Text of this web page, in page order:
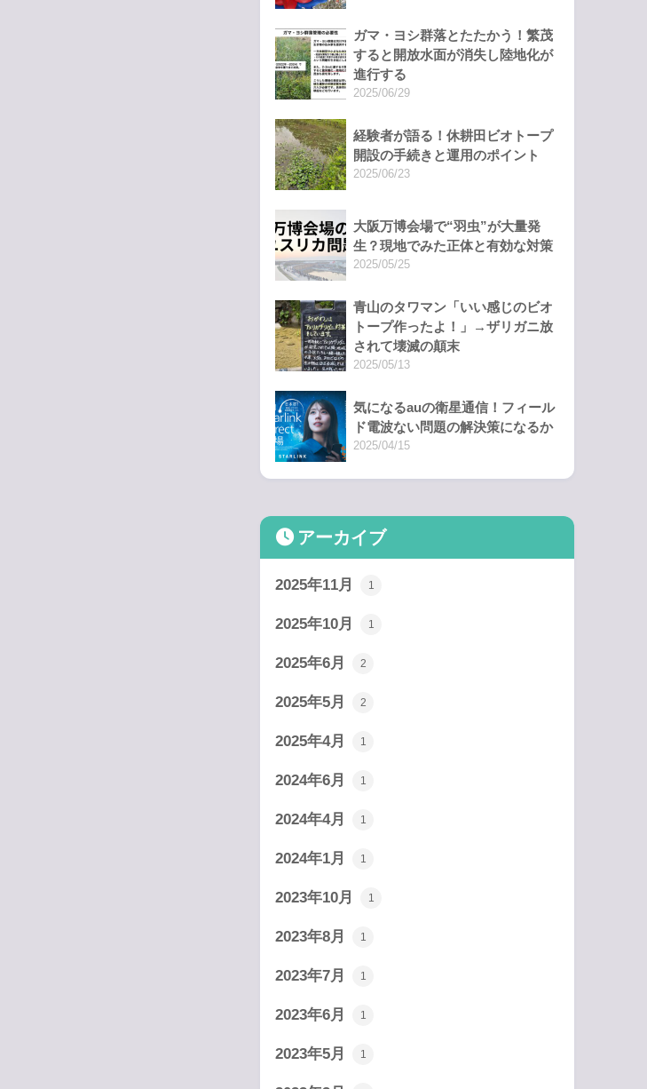
ガマ・ヨシ群落とたたかう！繁茂
すると開放水面が消失し陸地化が
進行する
2025/06/29
経験者が語る！休耕田ビオトープ
開設の手続きと運用のポイント
2025/06/23
大阪万博会場で“羽虫”が大量発
生？現地でみた正体と有効な対策
2025/05/25
青山のタワマン「いい感じのビオ
トープ作ったよ！」→ザリガニ放
されて壊滅の顛末
2025/05/13
気になるauの衛星通信！フィール
ド電波ない問題の解決策になるか
2025/04/15
アーカイブ
2025年11月 1
2025年10月 1
2025年6月 2
2025年5月 2
2025年4月 1
2024年6月 1
2024年4月 1
2024年1月 1
2023年10月 1
2023年8月 1
2023年7月 1
2023年6月 1
2023年5月 1